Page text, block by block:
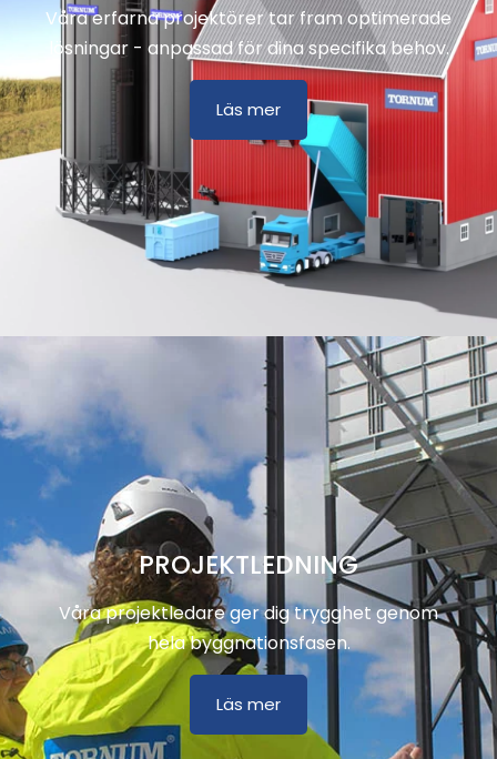
Våra erfarna projektörer tar fram optimerade
lösningar - anpassad för dina specifika behov.
Läs mer
PROJEKTLEDNING
Våra projektledare ger dig trygghet genom
hela byggnationsfasen.
Läs mer